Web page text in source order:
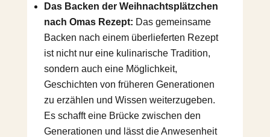
Das Backen der Weihnachtsplätzchen
nach Omas Rezept: Das gemeinsame
Backen nach einem überlieferten Rezept
ist nicht nur eine kulinarische Tradition,
sondern auch eine Möglichkeit,
Geschichten von früheren Generationen
zu erzählen und Wissen weiterzugeben.
Es schafft eine Brücke zwischen den
Generationen und lässt die Anwesenheit